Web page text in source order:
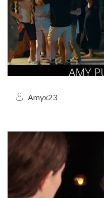
Amyx23